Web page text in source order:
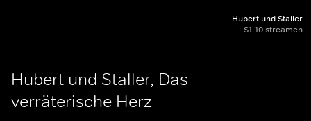
Hubert und Staller
S1-10 streamen
Hubert und Staller, Das
verräterische Herz